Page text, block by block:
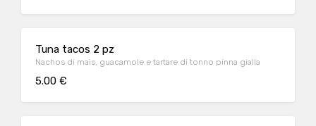
Tuna tacos 2 pz
Nachos di mais, guacamole e tartare di tonno pinna gialla
5.00 €